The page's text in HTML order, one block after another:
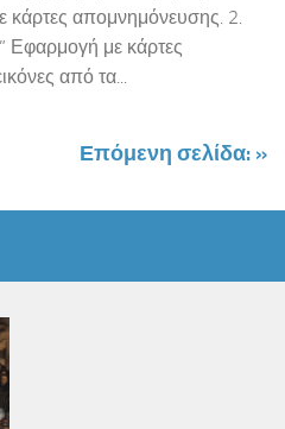
κάρτες απομνημόνευσης. 2.
Εφαρμογή με κάρτες
από τα...
Επόμενη σελίδα: »